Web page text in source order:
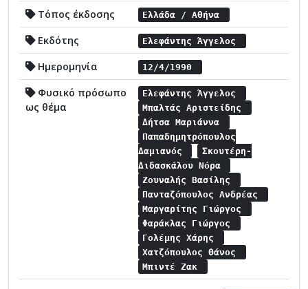
Τόπος έκδοσης Ελλάδα / Αθήνα
Εκδότης Ελεφάντης Άγγελος
Ημερομηνία 12/4/1990
Φυσικό πρόσωπο
ως θέμα
Ελεφάντης Άγγελος
Μπαλτάς Αριστείδης
Δήτσα Μαριάννα
Παπαδημητρόπουλος
Δαμιανός
Σκουτέρη-
Διδασκάλου Νόρα
Ζουναλής Βασίλης
Πανταζόπουλος Ανδρέας
Μαργαρίτης Γιώργος
Φαράκλας Γιώργος
Γολέμης Χάρης
Χατζόπουλος Θάνος
Μπιντέ Ζακ